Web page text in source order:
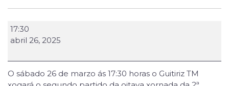
17:30
abril 26, 2025
O sábado 26 de marzo ás 17:30 horas o Guitiriz TM